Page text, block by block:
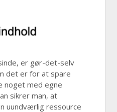
er gør-det-selv
det er for at spare
noget med egne
sikrer man, at
uundværlig ressource